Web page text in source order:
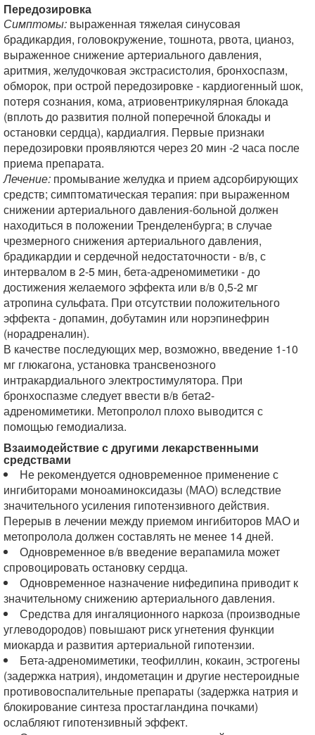
Передозировка
Симптомы: выраженная тяжелая синусовая
брадикардия, головокружение, тошнота, рвота, цианоз,
выраженное снижение артериального давления,
аритмия, желудочковая экстрасистолия, бронхоспазм,
обморок, при острой передозировке - кардиогенный шок,
потеря сознания, кома, атриовентрикулярная блокада
(вплоть до развития полной поперечной блокады и
остановки сердца), кардиалгия. Первые признаки
передозировки проявляются через 20 мин -2 часа после
приема препарата.
Лечение: промывание желудка и прием адсорбирующих
средств; симптоматическая терапия: при выраженном
снижении артериального давления-больной должен
находиться в положении Тренделенбурга; в случае
чрезмерного снижения артериального давления,
брадикардии и сердечной недостаточности - в/в, с
интервалом в 2-5 мин, бета-адреномиметики - до
достижения желаемого эффекта или в/в 0,5-2 мг
атропина сульфата. При отсутствии положительного
эффекта - допамин, добутамин или норэпинефрин
(норадреналин).
В качестве последующих мер, возможно, введение 1-10
мг глюкагона, установка трансвенозного
интракардиального электростимулятора. При
бронхоспазме следует ввести в/в бета2-
адреномиметики. Метопролол плохо выводится с
помощью гемодиализа.
Взаимодействие с другими лекарственными
средствами
Не рекомендуется одновременное применение с
ингибиторами моноаминоксидазы (МАО) вследствие
значительного усиления гипотензивного действия.
Перерыв в лечении между приемом ингибиторов МАО и
метопролола должен составлять не менее 14 дней.
Одновременное в/в введение верапамила может
спровоцировать остановку сердца.
Одновременное назначение нифедипина приводит к
значительному снижению артериального давления.
Средства для ингаляционного наркоза (производные
углеводородов) повышают риск угнетения функции
миокарда и развития артериальной гипотензии.
Бета-адреномиметики, теофиллин, кокаин, эстрогены
(задержка натрия), индометацин и другие нестероидные
противовоспалительные препараты (задержка натрия и
блокирование синтеза простагландина почками)
ослабляют гипотензивный эффект.